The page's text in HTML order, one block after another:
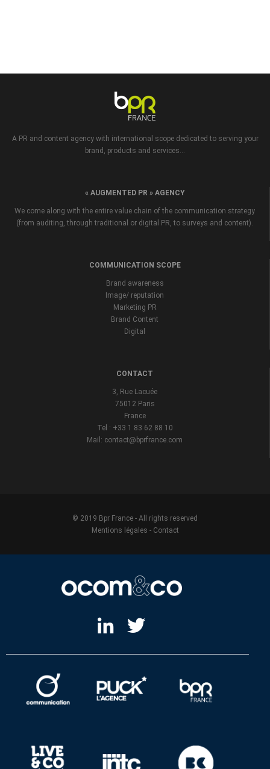
A PR and content agency with international scope dedicated to serving your
brand, products and services...
« AUGMENTED PR » AGENCY
We come along with the entire value chain of the communication strategy
(from auditing, through traditional or digital PR, to surveys and content).
COMMUNICATION SCOPE
Brand awareness
Image/ reputation
Marketing PR
Brand Content
Digital
CONTACT
3, Rue Lacuée
75012 Paris
France
Tel : +33 1 83 62 88 10
Mail: contact@bprfrance.com
© 2019 Bpr France - All rights reserved
Mentions légales - Contact